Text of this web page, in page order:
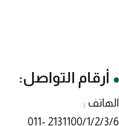
أرقام التواصل:
الهاتف :
2131100/1/2/3/6 -011